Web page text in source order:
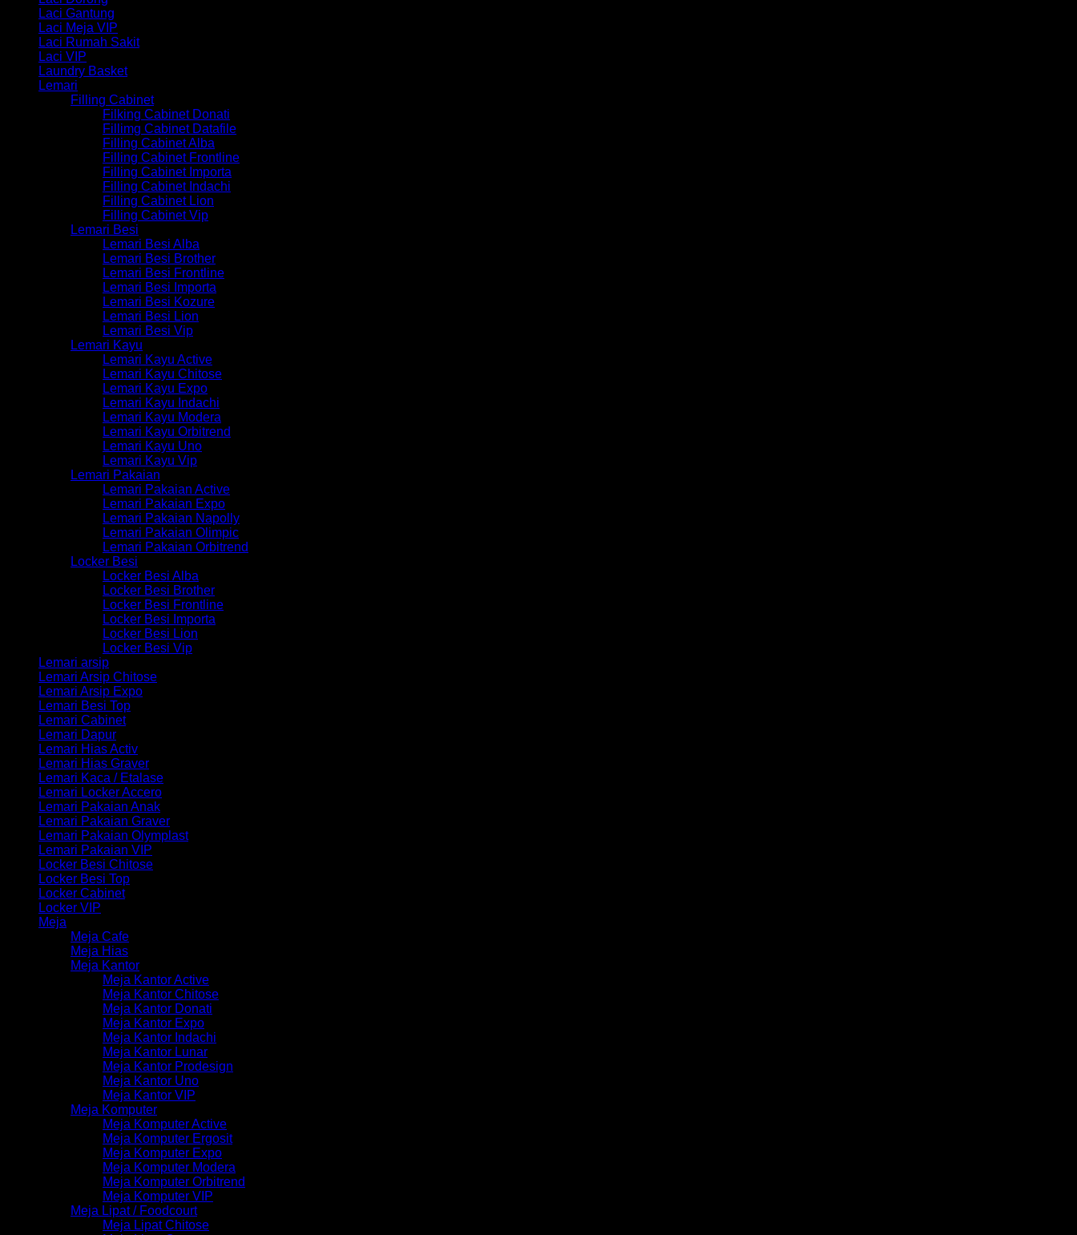
Laci Gantung
Laci Meja VIP
Laci Rumah Sakit
Laci VIP
Laundry Basket
Lemari
Filling Cabinet
Filking Cabinet Donati
Fillimg Cabinet Datafile
Filling Cabinet Alba
Filling Cabinet Frontline
Filling Cabinet Importa
Filling Cabinet Indachi
Filling Cabinet Lion
Filling Cabinet Vip
Lemari Besi
Lemari Besi Alba
Lemari Besi Brother
Lemari Besi Frontline
Lemari Besi Importa
Lemari Besi Kozure
Lemari Besi Lion
Lemari Besi Vip
Lemari Kayu
Lemari Kayu Active
Lemari Kayu Chitose
Lemari Kayu Expo
Lemari Kayu Indachi
Lemari Kayu Modera
Lemari Kayu Orbitrend
Lemari Kayu Uno
Lemari Kayu Vip
Lemari Pakaian
Lemari Pakaian Active
Lemari Pakaian Expo
Lemari Pakaian Napolly
Lemari Pakaian Olimpic
Lemari Pakaian Orbitrend
Locker Besi
Locker Besi Alba
Locker Besi Brother
Locker Besi Frontline
Locker Besi Importa
Locker Besi Lion
Locker Besi Vip
Lemari arsip
Lemari Arsip Chitose
Lemari Arsip Expo
Lemari Besi Top
Lemari Cabinet
Lemari Dapur
Lemari Hias Activ
Lemari Hias Graver
Lemari Kaca / Etalase
Lemari Locker Accero
Lemari Pakaian Anak
Lemari Pakaian Graver
Lemari Pakaian Olymplast
Lemari Pakaian VIP
Locker Besi Chitose
Locker Besi Top
Locker Cabinet
Locker VIP
Meja
Meja Cafe
Meja Hias
Meja Kantor
Meja Kantor Active
Meja Kantor Chitose
Meja Kantor Donati
Meja Kantor Expo
Meja Kantor Indachi
Meja Kantor Lunar
Meja Kantor Prodesign
Meja Kantor Uno
Meja Kantor VIP
Meja Komputer
Meja Komputer Active
Meja Komputer Ergosit
Meja Komputer Expo
Meja Komputer Modera
Meja Komputer Orbitrend
Meja Komputer VIP
Meja Lipat / Foodcourt
Meja Lipat Chitose